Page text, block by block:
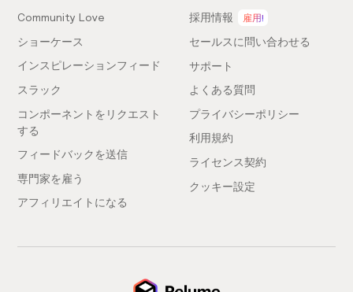
Community Love
ショーケース
インスピレーションフィード
スラック
コンポーネントをリクエスト
する
フィードバックを送信
専門家を雇う
アフィリエイトになる
採用情報 雇用!
セールスに問い合わせる
サポート
よくある質問
プライバシーポリシー
利用規約
ライセンス契約
クッキー設定